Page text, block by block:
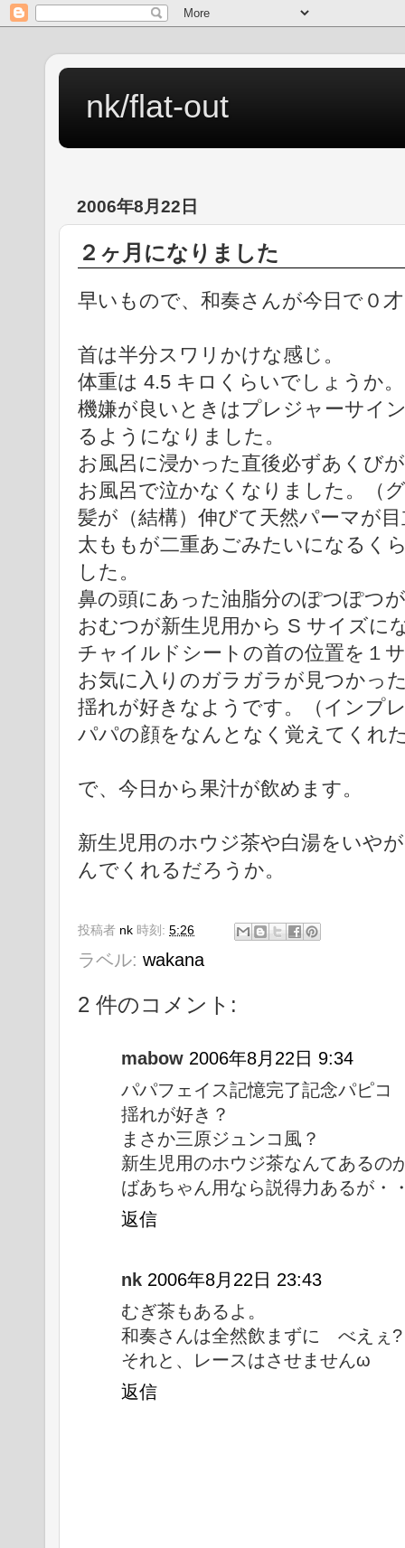
nk/flat-out
2006年8月22日
２ヶ月になりました
早いもので、和奏さんが今日で０
首は半分スワリかけな感じ。
体重は 4.5 キロくらいでしょうか。
機嫌が良いときはプレジャーサイ
るようになりました。
お風呂に浸かった直後必ずあくび
お風呂で泣かなくなりました。（
髪が（結構）伸びて天然パーマが
太ももが二重あごみたいになるく
した。
鼻の頭にあった油脂分のぽつぽつ
おむつが新生児用から S サイズに
チャイルドシートの首の位置を１
お気に入りのガラガラが見つかっ
揺れが好きなようです。（インプ
パパの顔をなんとなく覚えてくれ
で、今日から果汁が飲めます。
新生児用のホウジ茶や白湯をいや
んでくれるだろうか。
投稿者 nk 時刻: 5:26
ラベル: wakana
2 件のコメント:
mabow 2006年8月22日 9:34
パパフェイス記憶完了記念パピコ
揺れが好き？
まさか三原ジュンコ風？
新生児用のホウジ茶なんてあるの
ばあちゃん用なら説得力あるが・
返信
nk 2006年8月22日 23:43
むぎ茶もあるよ。
和奏さんは全然飲まずに べえぇ
それと、レースはさせませんω
返信